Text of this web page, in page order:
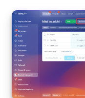
Generatore BI
Bitrix24 Market
Siti e store
Online store